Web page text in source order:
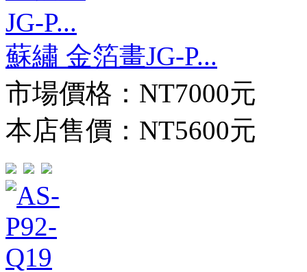
蘇繡 金箔畫JG-P...
市場價格： NT7000元
本店售價： NT5600元